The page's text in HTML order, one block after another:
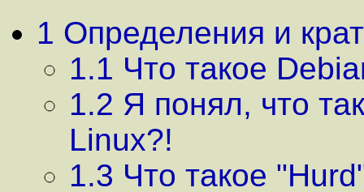
1 Определения и
1.1 Что такое
1.2 Я понял, что
Linux?!
1.3 Что такое